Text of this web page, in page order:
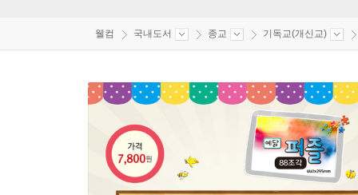
웰컴 국내도서 종교 기독교(개신교)